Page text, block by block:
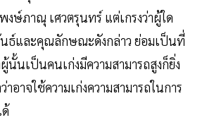
ษ์ภาณุ เศวตรุนทร์ แต่เกรงว่าผู้ใด
ธ์และคุณลักษณะดังกล่าว ย่อมเป็นที่
นั้นเป็นคนเก่งมีความสามารถสูงก็ยิ่ง
าอาจใช้ความเก่งความสามารถในการ